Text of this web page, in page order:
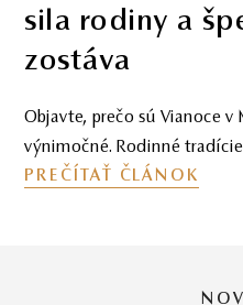
sila rodiny a
zostáva
Objavte, prečo sú Vianoce v
výnimočné. Rodinné
PREČÍTAŤ ČLÁNOK